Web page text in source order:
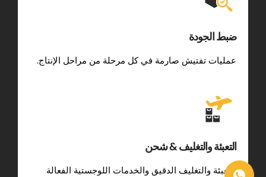
ضبط الجودة
عمليات تفتيش صارمة في كل مرحلة من مراحل الإنتاج.
التعبئة والتغليف & شحن
التعبئة والتغليف الدقيق والخدمات اللوجستية الفعالة